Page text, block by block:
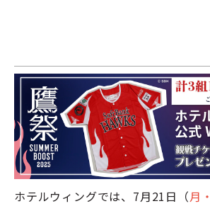
ホテルウィングでは、7月21日（月